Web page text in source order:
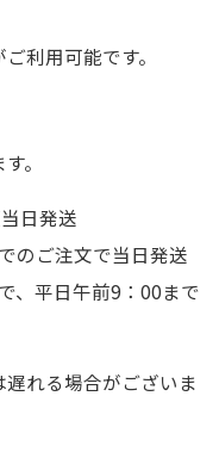
利用可能です。
。
日発送
のご注文で当日発送
、平日午前9：00まで
れる場合がございま